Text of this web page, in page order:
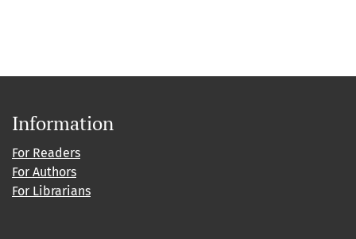
Information
For Readers
For Authors
For Librarians